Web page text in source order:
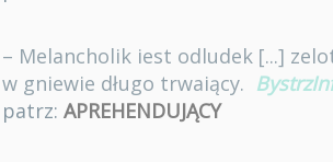
– Melancholik iest odludek [...]
w gniewie długo trwaiący.
patrz: APREHENDUJĄCY